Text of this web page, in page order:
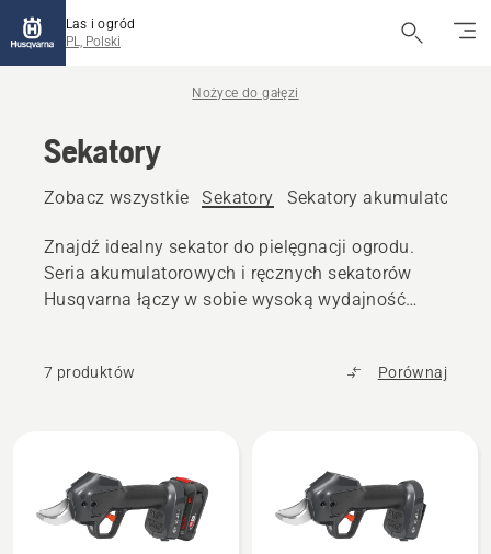
Las i ogród
PL, Polski
Nożyce do gałęzi
Sekatory
Zobacz wszystkie Sekatory Sekatory akumulatorowe
Znajdź idealny sekator do pielęgnacji ogrodu.
Seria akumulatorowych i ręcznych sekatorów
Husqvarna łączy w sobie wysoką wydajność
7 produktów Porównaj
produkty